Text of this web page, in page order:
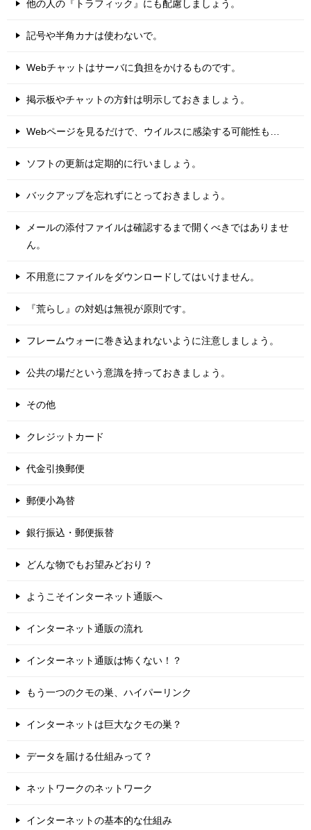
他の人の『トラフィック』にも配慮しましょう。
記号や半角カナは使わないで。
Webチャットはサーバに負担をかけるものです。
掲示板やチャットの方針は明示しておきましょう。
Webページを見るだけで、ウイルスに感染する可能性も…
ソフトの更新は定期的に行いましょう。
バックアップを忘れずにとっておきましょう。
メールの添付ファイルは確認するまで開くべきではありませ
ん。
不用意にファイルをダウンロードしてはいけません。
『荒らし』の対処は無視が原則です。
フレームウォーに巻き込まれないように注意しましょう。
公共の場だという意識を持っておきましょう。
その他
クレジットカード
代金引換郵便
郵便小為替
銀行振込・郵便振替
どんな物でもお望みどおり？
ようこそインターネット通販へ
インターネット通販の流れ
インターネット通販は怖くない！？
もう一つのクモの巣、ハイパーリンク
インターネットは巨大なクモの巣？
データを届ける仕組みって？
ネットワークのネットワーク
インターネットの基本的な仕組み